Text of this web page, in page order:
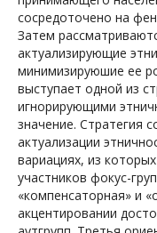
сосредоточено на
Затем
актуализирующие
минимизируюшие ее
выступает одной из
игнорирующими
значение. Стратегия
актуализации
вариациях, из
участников фокус-
«компенсаторная» и
акцентировании